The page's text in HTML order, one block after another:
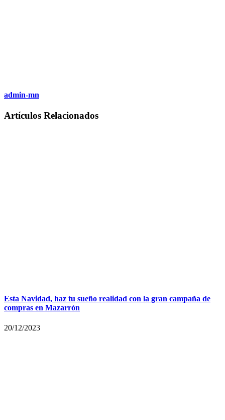
admin-mn
Artículos Relacionados
Esta Navidad, haz tu sueño realidad con la gran campaña de
compras en Mazarrón
20/12/2023